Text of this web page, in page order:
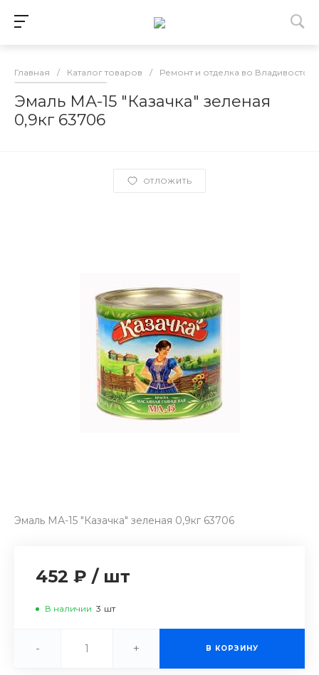
Главная / Каталог товаров / Ремонт и отделка во Владивостоке
Эмаль МА-15 "Казачка" зеленая
0,9кг 63706
ОТЛОЖИТЬ
Эмаль МА-15 "Казачка" зеленая 0,9кг 63706
452 ₽ / шт
В наличии 3 шт
- + В КОРЗИНУ